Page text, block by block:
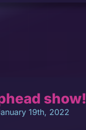
show!
19th, 2022